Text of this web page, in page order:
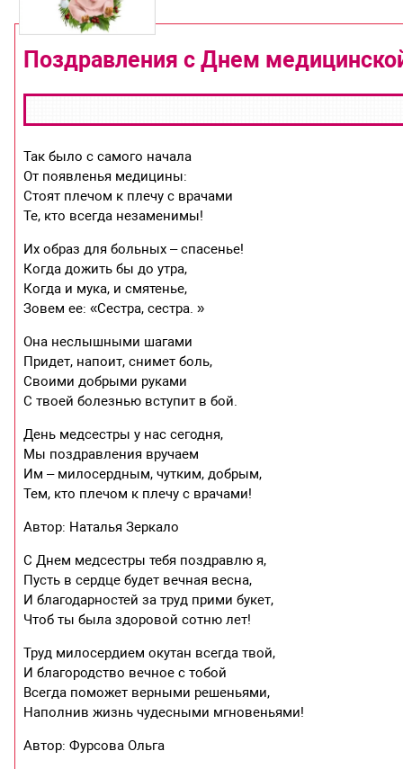
Поздравления с Днем
Так было с самого начала
От появленья медицины:
Стоят плечом к плечу с врачами
Те, кто всегда незаменимы!
Их образ для больных – спасенье!
Когда дожить бы до утра,
Когда и мука, и смятенье,
Зовем ее: «Сестра, сестра. »
Она неслышными шагами
Придет, напоит, снимет боль,
Своими добрыми руками
С твоей болезнью вступит в бой.
День медсестры у нас сегодня,
Мы поздравления вручаем
Им – милосердным, чутким, добрым,
Тем, кто плечом к плечу с врачами!
Автор: Наталья Зеркало
С Днем медсестры тебя поздравлю я,
Пусть в сердце будет вечная весна,
И благодарностей за труд прими букет,
Чтоб ты была здоровой сотню лет!
Труд милосердием окутан всегда твой,
И благородство вечное с тобой
Всегда поможет верными решеньями,
Наполнив жизнь чудесными мгновеньями!
Автор: Фурсова Ольга